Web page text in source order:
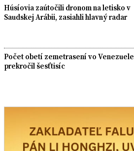
Húsíovia zaútočili dronom na letisko v
Saudskej Arábii, zasiahli hlavný radar
Počet obetí zemetrasení vo Venezuele
prekročil šesťtisíc